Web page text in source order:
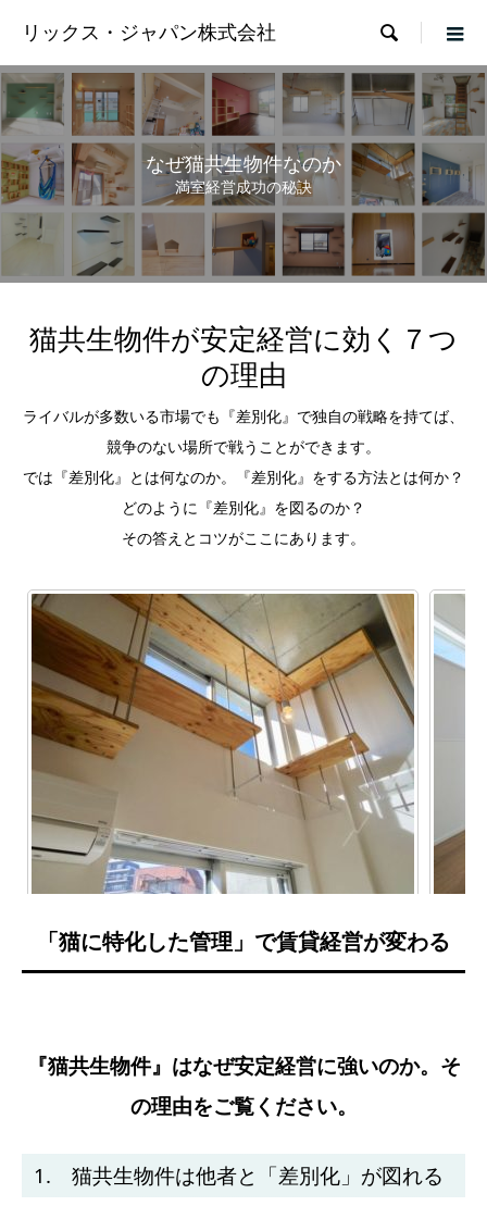
リックス・ジャパン株式会社 
なぜ猫共生物件なのか
満室経営成功の秘訣
猫共生物件が安定経営に効く７つ
の理由
ライバルが多数いる市場でも『差別化』で独自の戦略を持てば、
競争のない場所で戦うことができます。
では『差別化』とは何なのか。『差別化』をする方法とは何か？
どのように『差別化』を図るのか？
その答えとコツがここにあります。
「猫に特化した管理」で賃貸経営が変わる
『猫共生物件』はなぜ安定経営に強いのか。そ
の理由をご覧ください。
1. 猫共生物件は他者と「差別化」が図れる